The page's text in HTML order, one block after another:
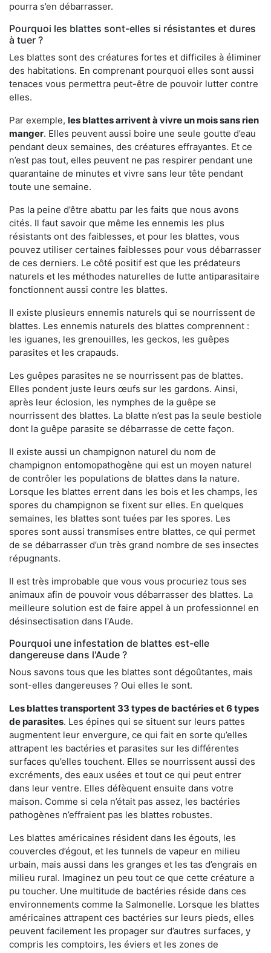
pourra s’en débarrasser.
Pourquoi les blattes sont-elles si résistantes et dures
à tuer ?
Les blattes sont des créatures fortes et difficiles à éliminer
des habitations. En comprenant pourquoi elles sont aussi
tenaces vous permettra peut-être de pouvoir lutter contre
elles.
Par exemple, les blattes arrivent à vivre un mois sans rien
manger. Elles peuvent aussi boire une seule goutte d’eau
pendant deux semaines, des créatures effrayantes. Et ce
n’est pas tout, elles peuvent ne pas respirer pendant une
quarantaine de minutes et vivre sans leur tête pendant
toute une semaine.
Pas la peine d’être abattu par les faits que nous avons
cités. Il faut savoir que même les ennemis les plus
résistants ont des faiblesses, et pour les blattes, vous
pouvez utiliser certaines faiblesses pour vous débarrasser
de ces derniers. Le côté positif est que les prédateurs
naturels et les méthodes naturelles de lutte antiparasitaire
fonctionnent aussi contre les blattes.
Il existe plusieurs ennemis naturels qui se nourrissent de
blattes. Les ennemis naturels des blattes comprennent :
les iguanes, les grenouilles, les geckos, les guêpes
parasites et les crapauds.
Les guêpes parasites ne se nourrissent pas de blattes.
Elles pondent juste leurs œufs sur les gardons. Ainsi,
après leur éclosion, les nymphes de la guêpe se
nourrissent des blattes. La blatte n’est pas la seule bestiole
dont la guêpe parasite se débarrasse de cette façon.
Il existe aussi un champignon naturel du nom de
champignon entomopathogène qui est un moyen naturel
de contrôler les populations de blattes dans la nature.
Lorsque les blattes errent dans les bois et les champs, les
spores du champignon se fixent sur elles. En quelques
semaines, les blattes sont tuées par les spores. Les
spores sont aussi transmises entre blattes, ce qui permet
de se débarrasser d’un très grand nombre de ses insectes
répugnants.
Il est très improbable que vous vous procuriez tous ses
animaux afin de pouvoir vous débarrasser des blattes. La
meilleure solution est de faire appel à un professionnel en
désinsectisation dans l'Aude.
Pourquoi une infestation de blattes est-elle
dangereuse dans l'Aude ?
Nous savons tous que les blattes sont dégoûtantes, mais
sont-elles dangereuses ? Oui elles le sont.
Les blattes transportent 33 types de bactéries et 6 types
de parasites. Les épines qui se situent sur leurs pattes
augmentent leur envergure, ce qui fait en sorte qu’elles
attrapent les bactéries et parasites sur les différentes
surfaces qu’elles touchent. Elles se nourrissent aussi des
excréments, des eaux usées et tout ce qui peut entrer
dans leur ventre. Elles défèquent ensuite dans votre
maison. Comme si cela n’était pas assez, les bactéries
pathogènes n’effraient pas les blattes robustes.
Les blattes américaines résident dans les égouts, les
couvercles d’égout, et les tunnels de vapeur en milieu
urbain, mais aussi dans les granges et les tas d’engrais en
milieu rural. Imaginez un peu tout ce que cette créature a
pu toucher. Une multitude de bactéries réside dans ces
environnements comme la Salmonelle. Lorsque les blattes
américaines attrapent ces bactéries sur leurs pieds, elles
peuvent facilement les propager sur d’autres surfaces, y
compris les comptoirs, les éviers et les zones de